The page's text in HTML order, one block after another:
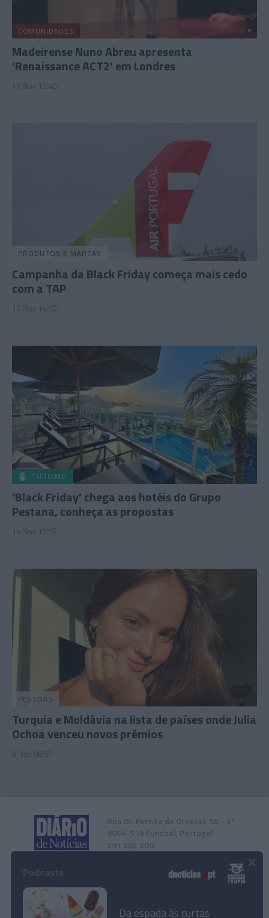
COMUNIDADES
Madeirense Nuno Abreu apresenta
'Renaissance ACT2' em Londres
13 Nov 10:40
PRODUTOS E MARCAS
Campanha da Black Friday começa mais cedo
com a TAP
16 Nov 14:50
TURISMO
'Black Friday' chega aos hotéis do Grupo
Pestana, conheça as propostas
14 Nov 15:56
PESSOAS
Turquia e Moldávia na lista de países onde Julia
Ochoa venceu novos prémios
8 Nov 08:50
Rua Dr. Fernão de Ornelas, 56 - 3º
9054-514 Funchal, Portugal
291 202 300
Instale a nossa App
Da espada às curtas
×